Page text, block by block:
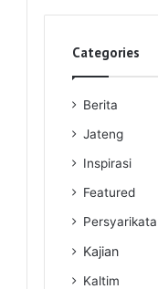
Categories
Berita
Jateng
Inspirasi
Featured
Kajian
Kaltim